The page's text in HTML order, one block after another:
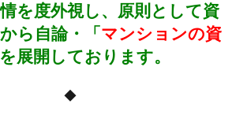
を度外視し、原則として資
ら自論・「 マンションの資
を展開しております。
◆